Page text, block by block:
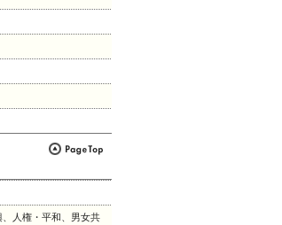
人権・平和、男女共